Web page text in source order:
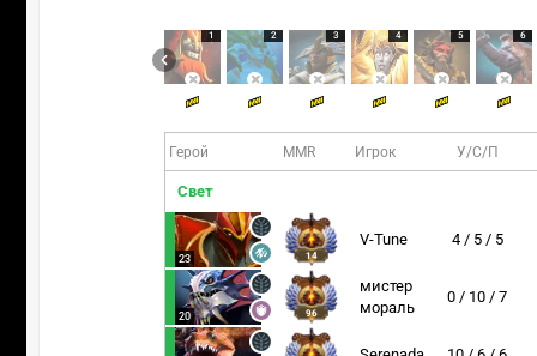
1 2 3 4 5 6
Герой MMR Игрок У/С/П
Свет
23 14
V-Tune 4 / 5 / 5
20 96
мистер
мораль
0 / 10 / 7